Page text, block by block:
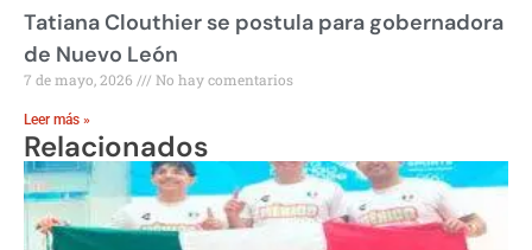
Tatiana Clouthier se postula para gobernadora
de Nuevo León
7 de mayo, 2026 No hay comentarios
Leer más »
Relacionados